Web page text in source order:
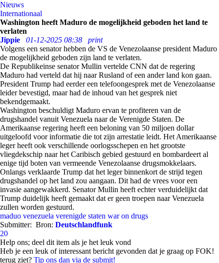
Nieuws
Internationaal
Washington heeft Maduro de mogelijkheid geboden het land te
verlaten
Jippie
01-12-2025 08:38
print
Volgens een senator hebben de VS de Venezolaanse president Maduro
de mogelijkheid geboden zijn land te verlaten.
De Republikeinse senator Mullin vertelde CNN dat de regering
Maduro had verteld dat hij naar Rusland of een ander land kon gaan.
President Trump had eerder een telefoongesprek met de Venezolaanse
leider bevestigd, maar had de inhoud van het gesprek niet
bekendgemaakt.
Washington beschuldigt Maduro ervan te profiteren van de
drugshandel vanuit Venezuela naar de Verenigde Staten. De
Amerikaanse regering heeft een beloning van 50 miljoen dollar
uitgeloofd voor informatie die tot zijn arrestatie leidt. Het Amerikaanse
leger heeft ook verschillende oorlogsschepen en het grootste
vliegdekschip naar het Caribisch gebied gestuurd en bombardeert al
enige tijd boten van vermeende Venezolaanse drugsmokkelaars.
Onlangs verklaarde Trump dat het leger binnenkort de strijd tegen
drugshandel op het land zou aangaan. Dit had de vrees voor een
invasie aangewakkerd. Senator Mullin heeft echter verduidelijkt dat
Trump duidelijk heeft gemaakt dat er geen troepen naar Venezuela
zullen worden gestuurd.
maduo venezuela verenigde staten war on drugs
Submitter: Bron: Deutschlandfunk
20
Help ons; deel dit item als je het leuk vond
Heb je een leuk of interessant bericht gevonden dat je graag op FOK!
terug ziet? Tip ons dan via de submit!